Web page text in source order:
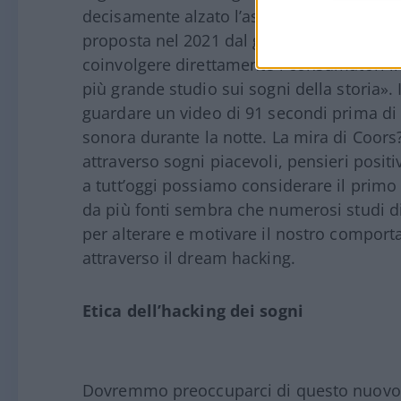
decisamente alzato l’asticella sul dream
proposta nel 2021 dal gigante della birra
coinvolgere direttamente i consumatori
più grande studio sui sogni della
guardare un video di 91 secondi prima
sonora durante la notte. La mira di
attraverso sogni piacevoli, pensieri
a tutt’oggi possiamo considerare il
da più fonti sembra che numerosi studi
per alterare e motivare il nostro
attraverso il dream hacking.
Etica dell’hacking dei sogni
Dovremmo preoccuparci di questo